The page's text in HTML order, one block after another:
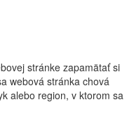
stránke zapamätať si
webová stránka chová
alebo region, v ktorom sa